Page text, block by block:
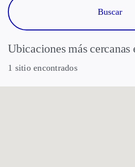
Ubicaciones más cercanas
1 sitio encontrados